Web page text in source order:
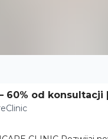
60% od konsultacji